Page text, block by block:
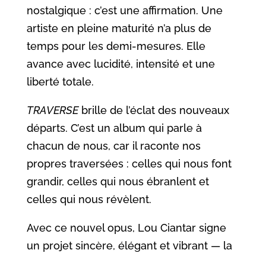
nostalgique : c’est une affirmation. Une
artiste en pleine maturité n’a plus de
temps pour les demi-mesures. Elle
avance avec lucidité, intensité et une
liberté totale.
TRAVERSEbrille de l’éclat des nouveaux
départs. C’est un album qui parle à
chacun de nous, car il raconte nos
propres traversées : celles qui nous font
grandir, celles qui nous ébranlent et
celles qui nous révèlent.
Avec ce nouvel opus, Lou Ciantar signe
un projet sincère, élégant et vibrant — la